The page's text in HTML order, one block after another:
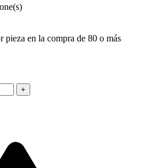
en la compra de 80 o más
+